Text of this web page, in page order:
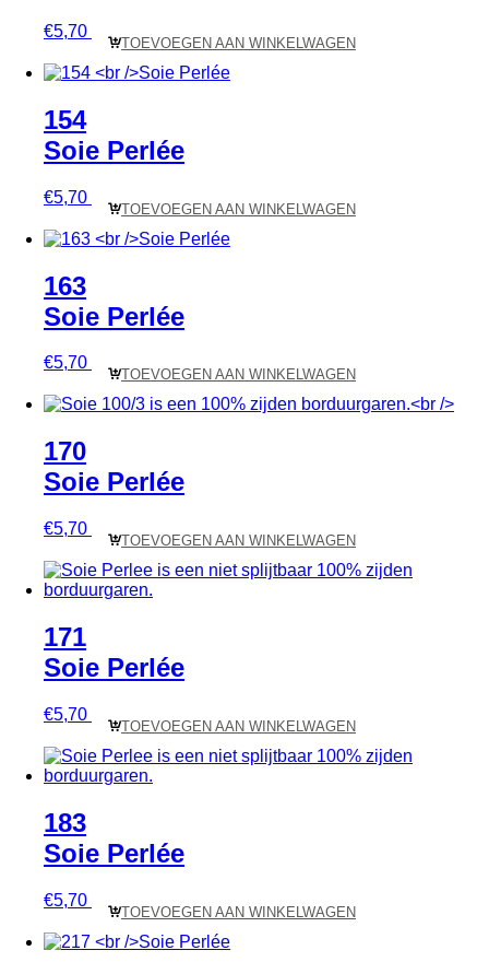
€5,70
TOEVOEGEN AAN WINKELWAGEN
154
Soie Perlée
€5,70
TOEVOEGEN AAN WINKELWAGEN
163
Soie Perlée
€5,70
TOEVOEGEN AAN WINKELWAGEN
170
Soie Perlée
€5,70
TOEVOEGEN AAN WINKELWAGEN
171
Soie Perlée
€5,70
TOEVOEGEN AAN WINKELWAGEN
183
Soie Perlée
€5,70
TOEVOEGEN AAN WINKELWAGEN